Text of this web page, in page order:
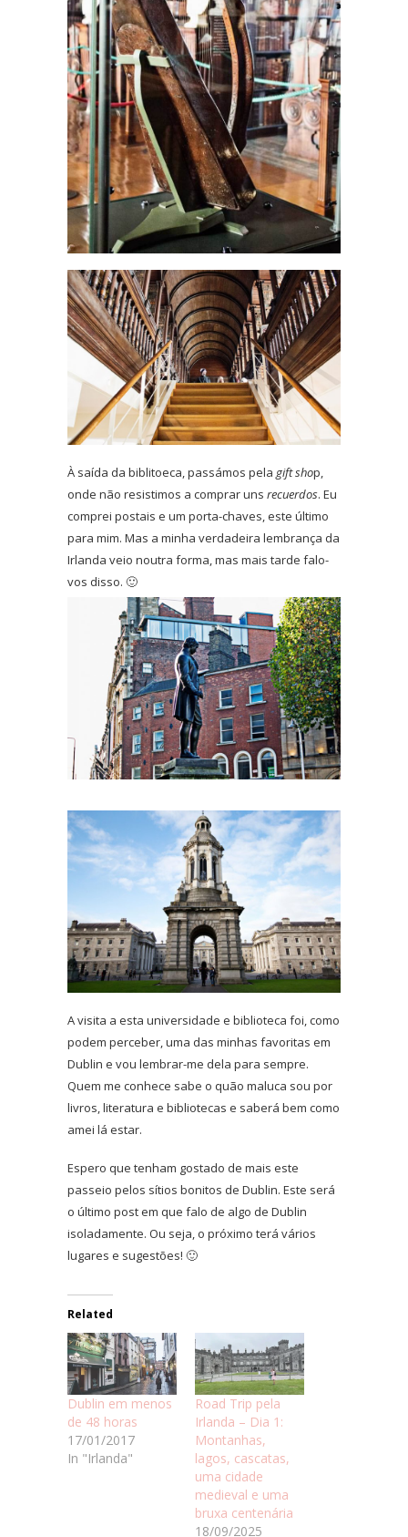
À saída da biblitoeca, passámos pela gift shop,
onde não resistimos a comprar uns recuerdos. Eu
comprei postais e um porta-chaves, este último
para mim. Mas a minha verdadeira lembrança da
Irlanda veio noutra forma, mas mais tarde falo-
vos disso. 🙂
A visita a esta universidade e biblioteca foi, como
podem perceber, uma das minhas favoritas em
Dublin e vou lembrar-me dela para sempre.
Quem me conhece sabe o quão maluca sou por
livros, literatura e bibliotecas e saberá bem como
amei lá estar.
Espero que tenham gostado de mais este
passeio pelos sítios bonitos de Dublin. Este será
o último post em que falo de algo de Dublin
isoladamente. Ou seja, o próximo terá vários
lugares e sugestões! 🙂
Related
Dublin em menos
de 48 horas
17/01/2017
In "Irlanda"
Road Trip pela
Irlanda – Dia 1:
Montanhas,
lagos, cascatas,
uma cidade
medieval e uma
bruxa centenária
18/09/2025